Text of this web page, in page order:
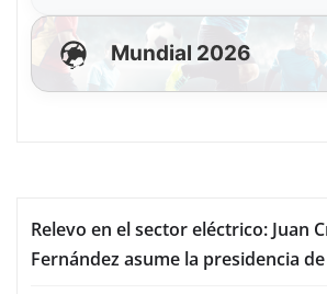
Mundial 2026
Relevo en el sector eléctrico: Juan
Fernández asume la presidencia